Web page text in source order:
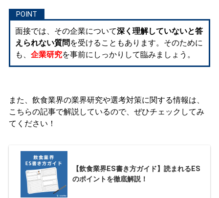
面接では、その企業について深く理解していないと答
えられない質問 を受けることもあります。そのために
も、 企業研究を事前にしっかりして臨みましょう。
また、飲食業界の業界研究や選考対策に関する情報は、
こちらの記事で解説しているので、ぜひチェックしてみ
てください！
【飲食業界ES書き方ガイド】読まれるES
のポイントを徹底解説！